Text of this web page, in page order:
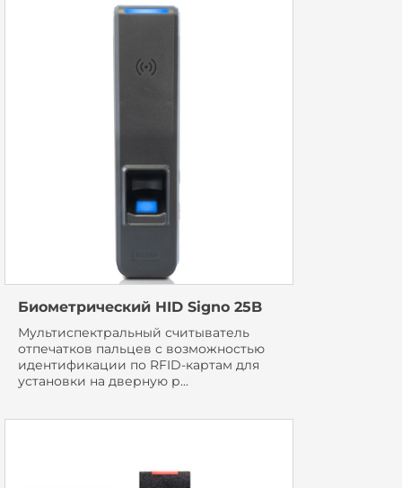
Биометрический HID Signo 25B
Мультиспектральный считыватель
отпечатков пальцев с возможностью
идентификации по RFID-картам для
установки на дверную р...